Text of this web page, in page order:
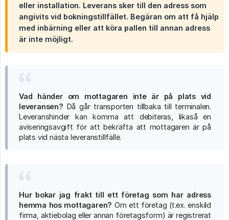
eller installation. Leverans sker till den adress som
angivits vid bokningstillfället. Begäran om att få hjälp
med inbärning eller att köra pallen till annan adress
är inte möjligt.
Vad händer om mottagaren inte är på plats vid
leveransen? Då går transporten tillbaka till terminalen.
Leveranshinder kan komma att debiteras, likaså en
aviseringsavgift för att bekräfta att mottagaren är på
plats vid nästa leveranstillfälle.
Hur bokar jag frakt till ett företag som har adress
hemma hos mottagaren? Om ett företag (t.ex. enskild
firma, aktiebolag eller annan företagsform) är registrerat